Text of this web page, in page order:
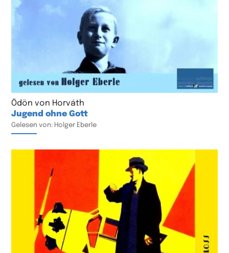
Ödön von Horváth
Jugend ohne Gott
Gelesen von: Holger Eberle